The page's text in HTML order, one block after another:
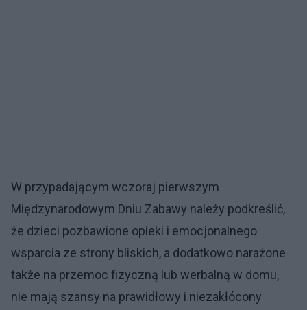
W przypadającym wczoraj pierwszym
Międzynarodowym Dniu Zabawy należy podkreślić,
że dzieci pozbawione opieki i emocjonalnego
wsparcia ze strony bliskich, a dodatkowo narażone
także na przemoc fizyczną lub werbalną w domu,
nie mają szansy na prawidłowy i niezakłócony